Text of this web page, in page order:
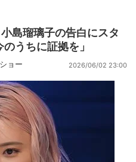
島瑠璃子の告白にスタ
うちに証拠を」
ョー 2026/06/02 23:00